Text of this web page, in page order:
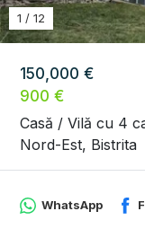
150,000 €
900 €
Casă / Vilă cu 4
Nord-Est, Bistrita
1 / 12
WhatsApp